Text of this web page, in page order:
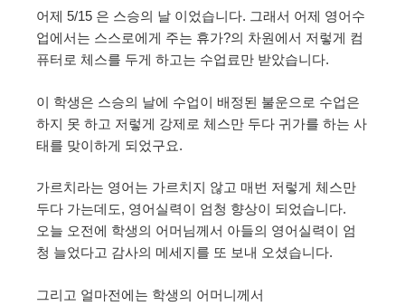
어제 5/15 은 스승의 날 이었습니다. 그래서 어제 영어수
업에서는 스스로에게 주는 휴가?의 차원에서 저렇게 컴
퓨터로 체스를 두게 하고는 수업료만 받았습니다.
이 학생은 스승의 날에 수업이 배정된 불운으로 수업은
하지 못 하고 저렇게 강제로 체스만 두다 귀가를 하는 사
태를 맞이하게 되었구요.
가르치라는 영어는 가르치지 않고 매번 저렇게 체스만
두다 가는데도, 영어실력이 엄청 향상이 되었습니다.
오늘 오전에 학생의 어머님께서 아들의 영어실력이 엄
청 늘었다고 감사의 메세지를 또 보내 오셨습니다.
그리고 얼마전에는 학생의 어머니께서